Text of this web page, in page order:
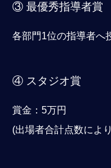
③ 最優秀指導者賞
各部門1位の指導者へ
④ スタジオ賞
賞金：5万円
(出場者合計点数によ